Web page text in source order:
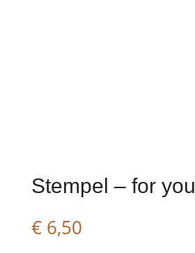
Stempel – for you
€6,50